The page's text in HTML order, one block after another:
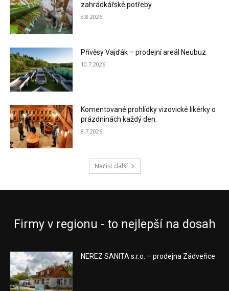
zahrádkářské potřeby
3.8.2026
Přívěsy Vajďák – prodejní areál Neubuz
10.7.2026
Komentované prohlídky vizovické likérky o
prázdninách každý den.
8.7.2026
Načíst další
Firmy v regionu - to nejlepší na dosah
NEREZ SANITA s.r.o. – prodejna Zádveřice